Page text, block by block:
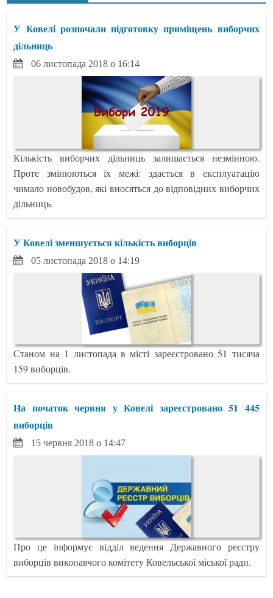
У Ковелі розпочали підготовку приміщень виборчих
дільниць
06 листопада 2018 о 16:14
Кількість виборчих дільниць залишається незмінною.
Проте змінюються їх межі: здається в експлуатацію
чимало новобудов, які вносяться до відповідних виборчих
дільниць.
У Ковелі зменшується кількість виборців
05 листопада 2018 о 14:19
Станом на 1 листопада в місті зареєстровано 51 тисяча
159 виборців.
На початок червня у Ковелі зареєстровано 51 445
виборців
15 червня 2018 о 14:47
Про це інформує відділ ведення Державного реєстру
виборців виконавчого комітету Ковельської міської ради.